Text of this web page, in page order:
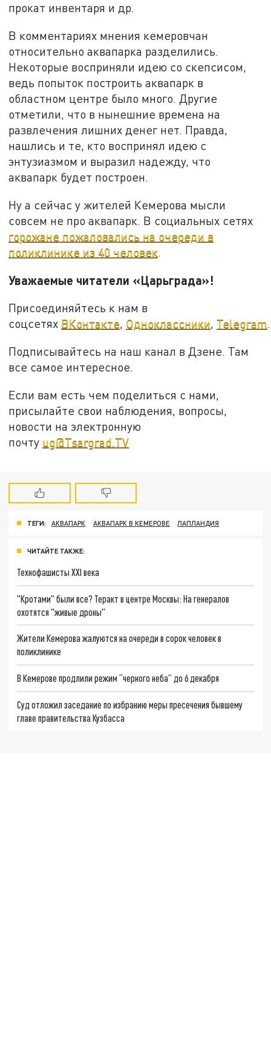
прокат инвентаря и др.
В комментариях мнения кемеровчан
относительно аквапарка разделились.
Некоторые восприняли идею со скепсисом,
ведь попыток построить аквапарк в
областном центре было много. Другие
отметили, что в нынешние времена на
развлечения лишних денег нет. Правда,
нашлись и те, кто воспринял идею с
энтузиазмом и выразил надежду, что
аквапарк будет построен.
Ну а сейчас у жителей Кемерова мысли
совсем не про аквапарк. В социальных сетях
горожане пожаловались на очереди в
поликлинике из 40 человек.
Уважаемые читатели «Царьграда»!
Присоединяйтесь к нам в
соцсетях ВКонтакте, Одноклассники, Telegram.
Подписывайтесь на наш канал в Дзене. Там
все самое интересное.
Если вам есть чем поделиться с нами,
присылайте свои наблюдения, вопросы,
новости на электронную
почту ug@Tsargrad.TV
ТЕГИ: АКВАПАРК АКВАПАРК В КЕМЕРОВЕ ЛАПЛАНДИЯ
ЧИТАЙТЕ ТАКЖЕ:
Технофашисты XXI века
"Кротами" были все? Теракт в центре Москвы: На генералов
охотятся "живые дроны"
Жители Кемерова жалуются на очереди в сорок человек в
поликлинике
В Кемерове продлили режим “черного неба” до 6 декабря
Суд отложил заседание по избранию меры пресечения бывшему
главе правительства Кузбасса